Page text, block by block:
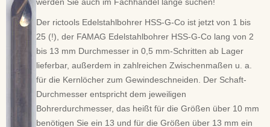
Der rictools Edelstahlbohrer HSS-G-Co ist jetzt von 1 bis
25 (!), der FAMAG Edelstahlbohrer HSS-G-Co lang von 2
bis 13 mm Durchmesser in 0,5 mm-Schritten ab Lager
lieferbar, außerdem in zahlreichen Zwischenmaßen u. a.
für die Kernlöcher zum Gewindeschneiden. Der Schaft-
Durchmesser entspricht dem jeweiligen
Bohrerdurchmesser, das heißt für die Größen über 10 mm
benötigen Sie ein 13 und für die Größen über 13 mm ein